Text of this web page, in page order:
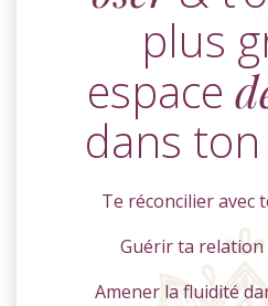
plus
espace
dans
Te réconcilier avec
Guérir ta relation
Amener la fluidité